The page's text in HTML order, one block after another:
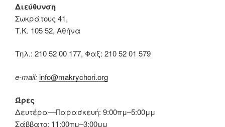
Διεύθυνση
Σωκράτους 41,
Τ.Κ. 105 52, Αθήνα
Tηλ.: 210 52 00 177, Φαξ: 210 52 01 579
e-mail:info@makrychori.org
Ώρες
Δευτέρα—Παρασκευή: 9:00πμ–5:00μμ
Σάββατο: 11:00πμ–3:00μμ